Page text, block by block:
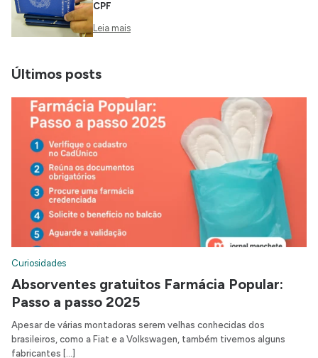
CPF
Leia mais
Últimos posts
Curiosidades
Absorventes gratuitos Farmácia Popular:
Passo a passo 2025
Apesar de várias montadoras serem velhas conhecidas dos
brasileiros, como a Fiat e a Volkswagen, também tivemos alguns
fabricantes […]